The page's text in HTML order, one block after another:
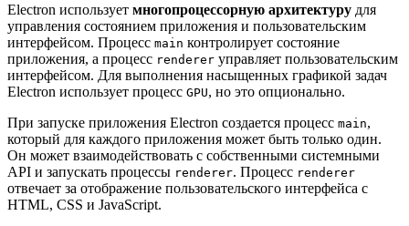
Electron использует многопроцессорную архитектуру для
управления состоянием приложения и пользовательским
интерфейсом. Процесс main контролирует состояние
приложения, а процесс renderer управляет пользовательским
интерфейсом. Для выполнения насыщенных графикой задач
Electron использует процесс GPU, но это опционально.
При запуске приложения Electron создается процесс main,
который для каждого приложения может быть только один.
Он может взаимодействовать с собственными системными
API и запускать процессы renderer. Процесс renderer
отвечает за отображение пользовательского интерфейса с
HTML, CSS и JavaScript.